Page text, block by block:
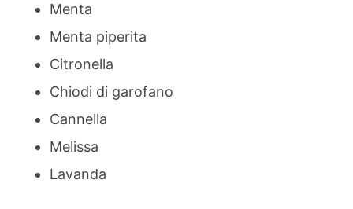
Menta
Menta piperita
Citronella
Chiodi di garofano
Cannella
Melissa
Lavanda